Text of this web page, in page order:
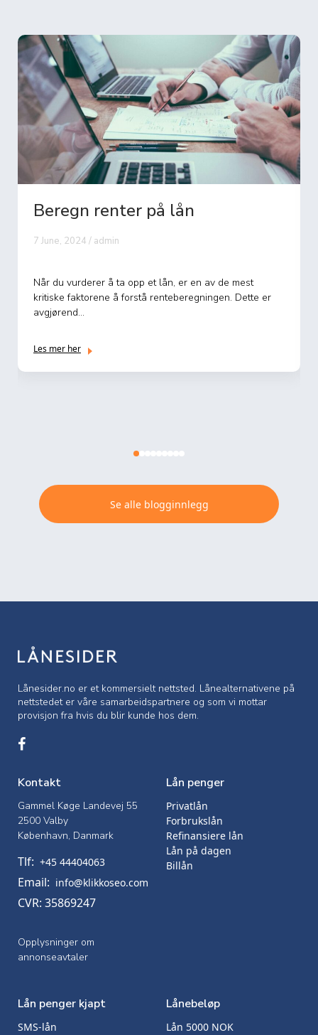
Beregn renter på lån
7 June, 2024 / admin
Når du vurderer å ta opp et lån, er en av de mest
kritiske faktorene å forstå renteberegningen. Dette er
avgjørend...
Les mer her
Se alle blogginnlegg
Lånesider.no er et kommersielt nettsted. Lånealternativene på
nettstedet er våre samarbeidspartnere og som vi mottar
provisjon fra hvis du blir kunde hos dem.
Kontakt
Gammel Køge Landevej 55
2500 Valby
København, Danmark
Tlf: +45 44404063
Email: info@klikkoseo.com
CVR: 35869247
Opplysninger om
annonseavtaler
Lån penger
Privatlån
Forbrukslån
Refinansiere lån
Lån på dagen
Billån
Lån penger kjapt
SMS-lån
Lånebeløp
Lån 5000 NOK